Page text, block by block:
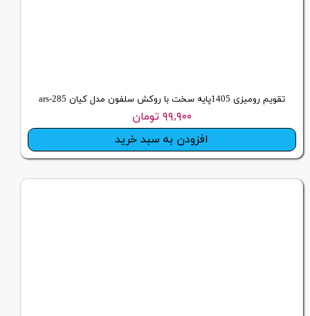
تقویم رومیزی 1405پایه سخت با روکش سلفون مدل کیان ars-285
۹۹,۹۰۰ تومان
افزودن به سبد خرید